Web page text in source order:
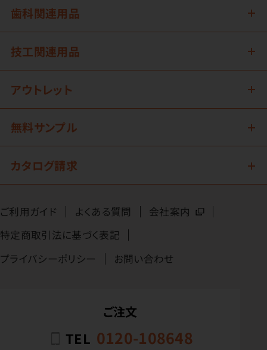
歯科関連用品
技工関連用品
アウトレット
無料サンプル
カタログ請求
ご利用ガイド よくある質問
会社案内
特定商取引法に基づく表記
プライバシーポリシー
お問い合わせ
ご注文
TEL 0120-108648